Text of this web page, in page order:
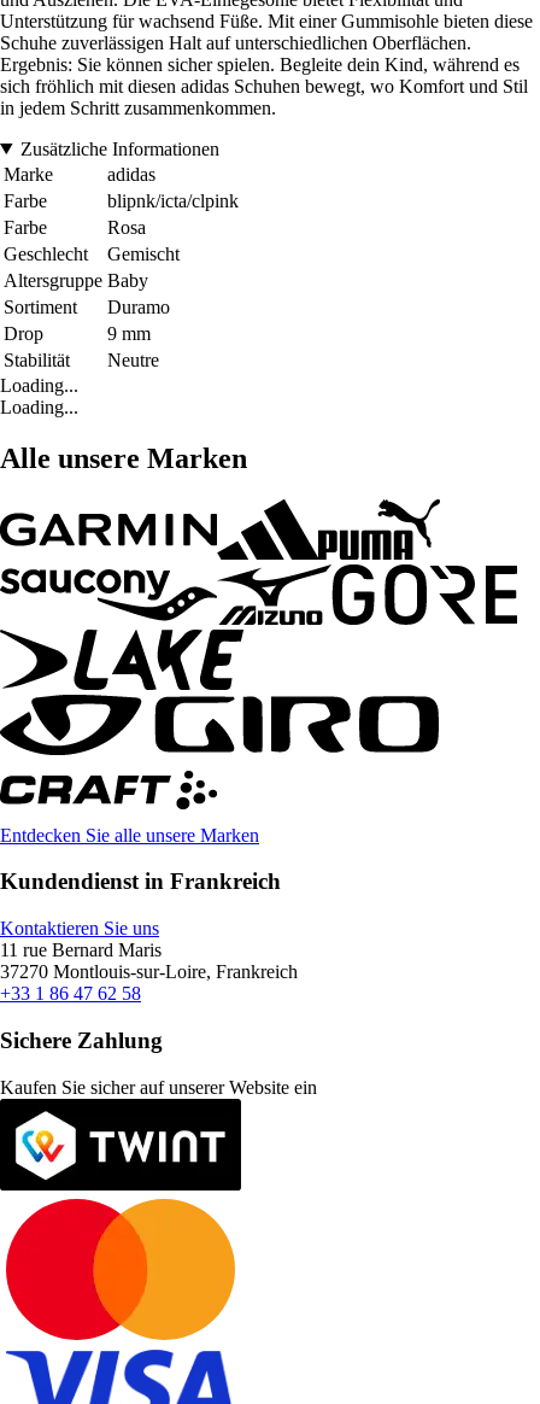
Unterstützung für wachsend Füße. Mit einer Gummisohle bieten diese
Schuhe zuverlässigen Halt auf unterschiedlichen Oberflächen.
Ergebnis: Sie können sicher spielen. Begleite dein Kind, während es
sich fröhlich mit diesen adidas Schuhen bewegt, wo Komfort und Stil
in jedem Schritt zusammenkommen.
Zusätzliche Informationen
Marke
adidas
Farbe
blipnk/icta/clpink
Farbe
Rosa
Geschlecht
Gemischt
Altersgruppe Baby
Sortiment
Duramo
Drop
9 mm
Stabilität
Neutre
Loading...
Loading...
Alle unsere Marken
Entdecken Sie alle unsere Marken
Kundendienst in Frankreich
Kontaktieren Sie uns
11 rue Bernard Maris
37270 Montlouis-sur-Loire, Frankreich
+33 1 86 47 62 58
Sichere Zahlung
Kaufen Sie sicher auf unserer Website ein